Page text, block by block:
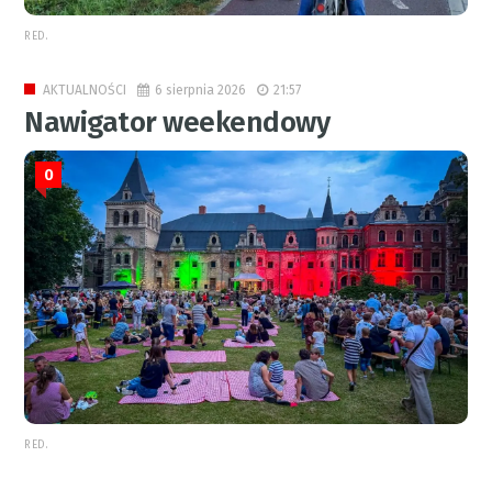
RED.
AKTUALNOŚCI 6 sierpnia 2026 21:57
Nawigator weekendowy
0
RED.